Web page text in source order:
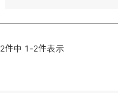
2件中 1 -2件表示